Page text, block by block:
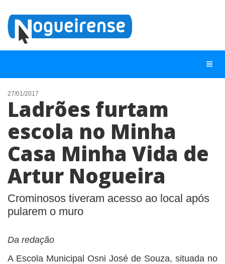
NOTÍCIAS
LISTA DIGITAL
TELEFONES ÚTEIS
CONTATO
ANUNCIE
27/01/2017
Ladrões furtam
escola no Minha
Casa Minha Vida de
Artur Nogueira
Crominosos tiveram acesso ao local após
pularem o muro
Da redação
A Escola Municipal Osni José de Souza, situada no